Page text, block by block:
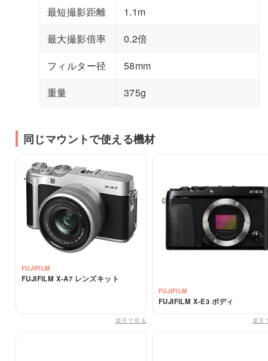
最短撮影距離
1.1m
最大撮影倍率
0.2倍
フィルター径
58mm
重量
375g
同じマウントで使える機材
FUJIFILM
FUJIFILM X-A7 レンズキット
楽天で見る
FUJIFILM
FUJIFILM X-E3 ボディ
楽天